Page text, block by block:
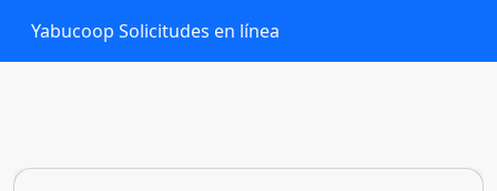
Yabucoop Solicitudes en línea